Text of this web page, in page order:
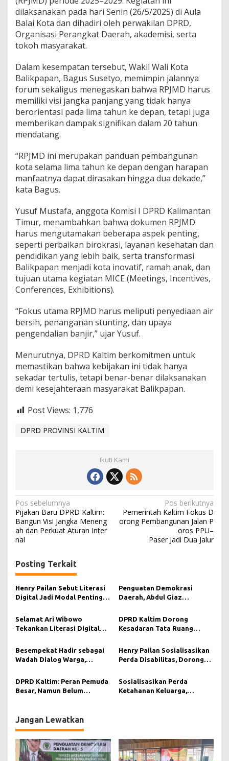
2
0
2
5
0
2
F
o
k
p
a
d
e
e
j
a
h
t
e
r
n
M
s
y
a
r
a
dilaksanakan pada hari Senin (26/5/2025) di Aula
Balai Kota dan dihadiri oleh perwakilan DPRD,
Organisasi Perangkat Daerah, akademisi, serta
tokoh masyarakat.
Dalam kesempatan tersebut, Wakil Wali Kota
Balikpapan, Bagus Susetyo, memimpin jalannya
forum sekaligus menegaskan bahwa RPJMD harus
memiliki visi jangka panjang yang tidak hanya
berorientasi pada lima tahun ke depan, tetapi juga
memberikan dampak signifikan dalam 20 tahun
mendatang.
“RPJMD ini merupakan panduan pembangunan
kota selama lima tahun ke depan dengan harapan
manfaatnya dapat dirasakan hingga dua dekade,”
kata Bagus.
Yusuf Mustafa, anggota Komisi I DPRD Kalimantan
Timur, menambahkan bahwa dokumen RPJMD
harus mengutamakan beberapa aspek penting,
seperti perbaikan birokrasi, layanan kesehatan dan
pendidikan yang lebih baik, serta transformasi
Balikpapan menjadi kota inovatif, ramah anak, dan
tujuan utama kegiatan MICE (Meetings, Incentives,
Conferences, Exhibitions).
“Fokus utama RPJMD harus meliputi penyediaan air
bersih, penanganan stunting, dan upaya
pengendalian banjir,” ujar Yusuf.
Menurutnya, DPRD Kaltim berkomitmen untuk
memastikan bahwa kebijakan ini tidak hanya
sekadar tertulis, tetapi benar-benar dilaksanakan
demi kesejahteraan masyarakat Balikpapan.
Post Views: 1,776
DPRD PROVINSI KALTIM
Ikuti Kami
N
a
v
g
a
s
p
o
s
Pos sebelumnya
Pijakan Baru DPRD Kaltim:
Bangun Visi Jangka Meneng
ah dan Perkuat Aturan Inter
nal
Pos berikutnya
Pemerintah Kaltim Fokus D
orong Pembangunan Jalan P
oros PPU–
Paser Jadi Dua Jalur
Posting Terkait
Henry Pailan Sebut Literasi
Digital Jadi Modal Penting
Lebih Terbuka
Penguatan Demokrasi
Daerah, Abdul Giaz
Teknologi Informasi
Selamat Ari Wibowo
Tekankan Literasi Digital
Modern di Pedalaman Kukar
DPRD Kaltim Dorong
Kesadaran Tata Ruang
Besempekat Hadir sebagai
Wadah Dialog Warga,
Aspirasi Masyarakat Paser
Henry Pailan Sosialisasikan
Perda Disabilitas, Dorong
DPRD Kaltim: Peran Pemuda
Besar, Namun Belum
Sosialisasikan Perda
Ketahanan Keluarga,
Jangan Lewatkan